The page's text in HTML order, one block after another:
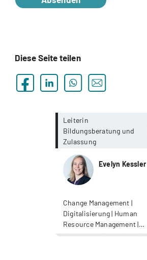
Diese Seite teilen
Leiterin
Bildungsberatung und
Zulassung
Evelyn Kessler
Change Management |
Digitalisierung | Human
Resource Management |
Leadership | Wirtschaft